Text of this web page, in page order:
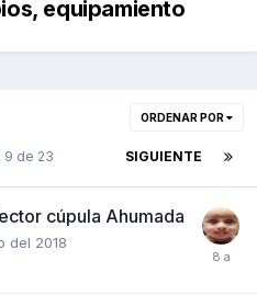
equipamiento
ORDENAR POR
SIGUIENTE
9 de 23
cúpula Ahumada
del 2018